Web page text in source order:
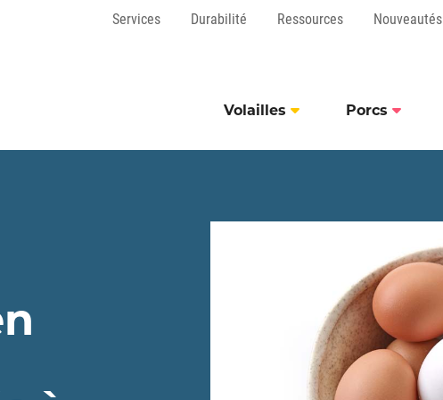
Services Durabilité Ressources Nouveautés
Volailles Porcs